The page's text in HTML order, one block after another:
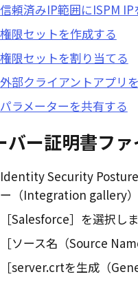
信頼済みIP範囲にISPM IP
権限セットを作成する
権限セットを割り当てる
外部クライアントアプリ
パラメーターを共有する
バー証明書フ
Identity Security
ー（Integration gallery）
Salesforce
を選択しま
ソース名（Source
server.crtを生成（